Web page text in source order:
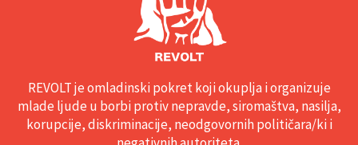
REVOLT je omladinski pokret koji okuplja i organizuje
mlade ljude u borbi protiv nepravde, siromaštva, nasilja,
korupcije, diskriminacije, neodgovornih političara/ki i